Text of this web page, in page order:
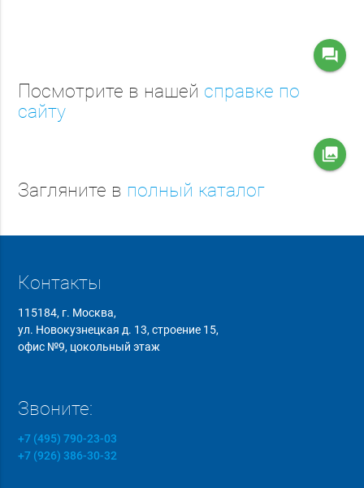
question_answer
Посмотрите в нашей справке по
сайту
collections
Загляните в полный каталог
Контакты
115184, г. Москва,
ул. Новокузнецкая д. 13, строение 15,
офис №9, цокольный этаж
Звоните:
+7 (495) 790-23-03
+7 (926) 386-30-32